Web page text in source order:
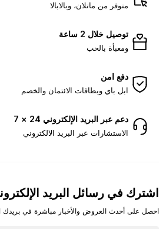
متوفر من ماتلان، وبالابالا
توصيل خلال 2 ساعة
ومعبأة بالحب
دفع امن
ابل باي وبطاقات الائتمان والخصم
دعم عبر البريد الإلكتروني 24 × 7
الاستشارات عبر البريد الالكتروني
اشترك في رسائل البريد
احصل على أحدث العروض والأخبار مباشرة في بريدك